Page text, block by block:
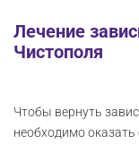
Лечение
Чистополя
Чтобы вернуть
необходимо